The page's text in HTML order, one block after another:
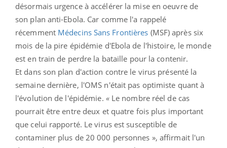
désormais urgence à accélérer la mise en oeuvre de
son plan anti-Ebola. Car comme l'a rappelé
récemment Médecins Sans Frontières (MSF) après six
mois de la pire épidémie d'Ebola de l'histoire, le monde
est en train de perdre la bataille pour la contenir.
Et dans son plan d'action contre le virus présenté la
semaine dernière, l'OMS n'était pas optimiste quant à
l'évolution de l'épidémie. « Le nombre réel de cas
pourrait être entre deux et quatre fois plus important
que celui rapporté. Le virus est susceptible de
contaminer plus de 20 000 personnes », affirmait l'un